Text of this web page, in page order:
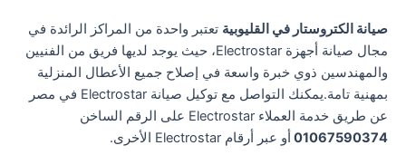
صيانة الكتروستار في القليوبية تعتبر واحدة من المراكز الرائدة في
مجال صيانة أجهزة Electrostar، حيث يوجد لديها فريق من الفنيين
والمهندسين ذوي خبرة واسعة في إصلاح جميع الأعطال المنزلية
بمهنية تامة.يمكنك التواصل مع توكيل صيانة Electrostar في مصر
عن طريق خدمة العملاء Electrostar على الرقم الساخن
01067590374 أو عبر أرقام Electrostar الأخرى.